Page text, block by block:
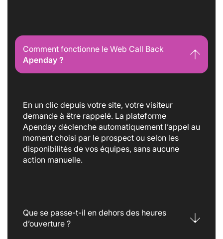
Comment fonctionne le Web Call Back
Apenday ?
En un clic depuis votre site, votre visiteur
demande à être rappelé. La plateforme
Apenday déclenche automatiquement l’appel au
moment choisi par le prospect ou selon les
disponibilités de vos équipes, sans aucune
action manuelle.
Que se passe-t-il en dehors des heures
d’ouverture ?